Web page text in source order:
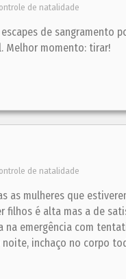
de natalidade
de sangramento
Melhor momento: tirar!
de natalidade
as mulheres que
filhos é alta mas a de
na emergência com
inchaço no corpo